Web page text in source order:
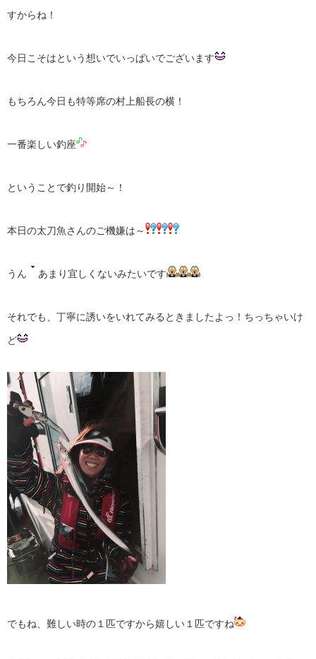
すからね！
今日こそはという想いでいっぱいでございます
もちろん今日も特等席の村上船長の横！
一番楽しい釣座
ということで釣り開始～！
本日の太刀魚さんのご機嫌は～
うん あまり宜しくないみたいです
それでも、丁寧に誘いをいれてみるときましたよっ！ちっちゃいけ
ど
でもね、難しい時の１匹ですから嬉しい１匹ですね